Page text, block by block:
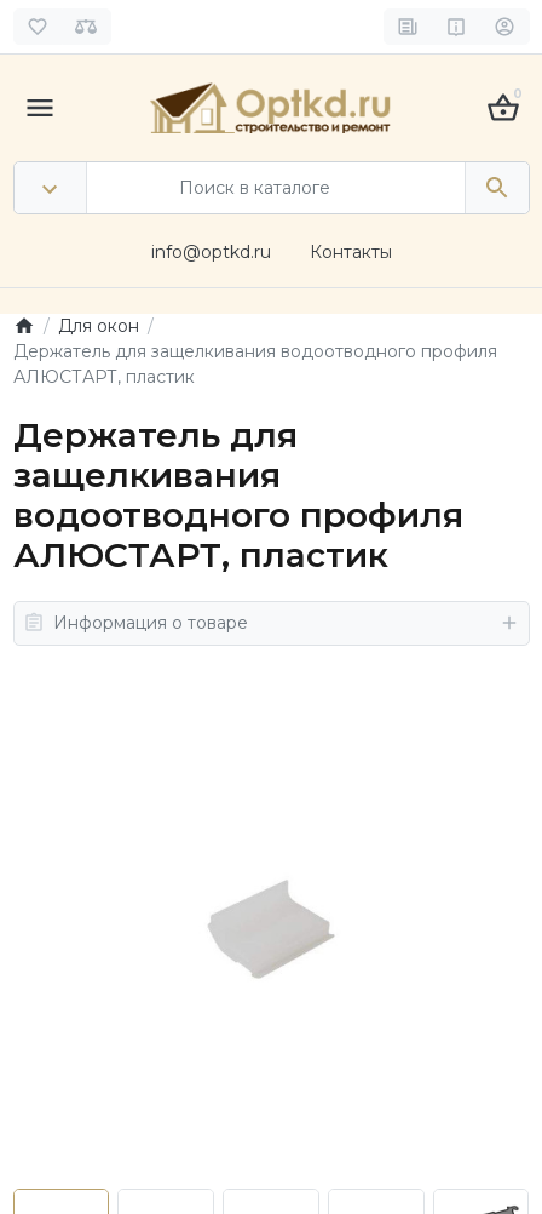
0
info@optkd.ru Контакты
Для окон
Держатель для защелкивания водоотводного профиля
АЛЮСТАРТ, пластик
Держатель для
защелкивания
водоотводного профиля
АЛЮСТАРТ, пластик
Информация о товаре